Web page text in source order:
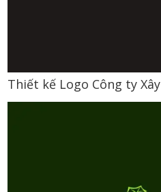
Thiết kế Logo Công ty